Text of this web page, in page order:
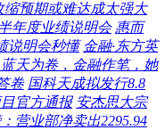
预期或难达成太强大
年度业绩说明会 惠而
说明会秒懂 金融·东方英
天为卷，金融作笔，她
卷 国科天成拟发行8.8
官方通报 安杰思大宗
营业部净卖出2295.94